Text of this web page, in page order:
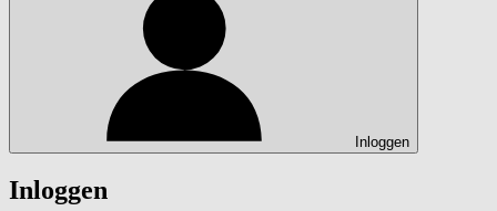
Inloggen
Inloggen